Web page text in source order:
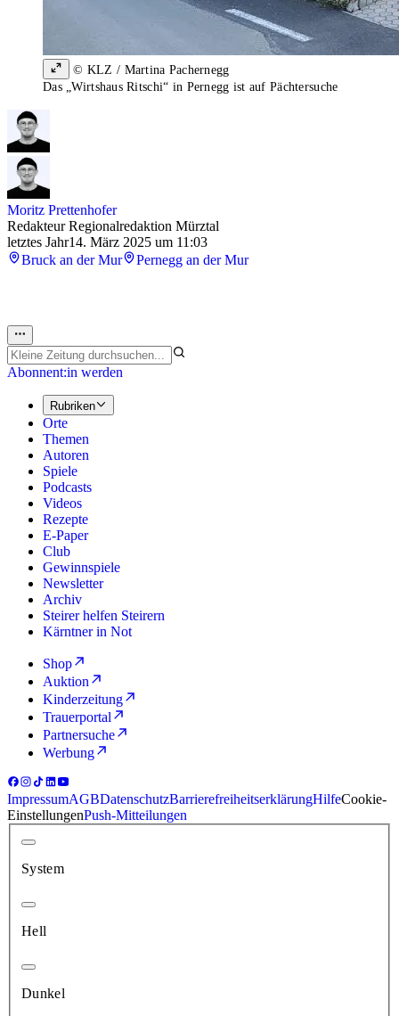
© KLZ / Martina Pachernegg
Das „Wirtshaus Ritschi“ in Pernegg ist auf Pächtersuche
Moritz Prettenhofer
Redakteur Regionalredaktion Mürztal
letztes Jahr14. März 2025 um 11:03
Bruck an der Mur
Pernegg an der Mur
Abonnent:in werden
Rubriken
Orte
Themen
Autoren
Spiele
Podcasts
Videos
Rezepte
E-Paper
Club
Gewinnspiele
Newsletter
Archiv
Steirer helfen Steirern
Kärntner in Not
Shop
Auktion
Kinderzeitung
Trauerportal
Partnersuche
Werbung
ImpressumAGBDatenschutzBarrierefreiheitserklärungHilfeCookie-
EinstellungenPush-Mitteilungen
System
Hell
Dunkel